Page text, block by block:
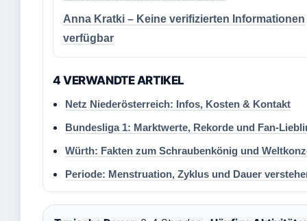
Anna Kratki – Keine verifizierten Informationen
verfügbar
4 VERWANDTE ARTIKEL
Netz Niederösterreich: Infos, Kosten & Kontakt
Bundesliga 1: Marktwerte, Rekorde und Fan-
Würth: Fakten zum Schraubenkönig und
Periode: Menstruation, Zyklus und Dauer